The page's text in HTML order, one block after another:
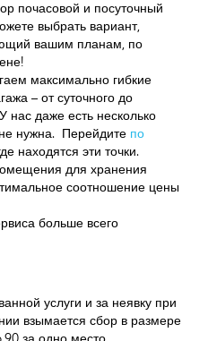
почасовой и посуточный
выбрать вариант,
вашим планам, по
максимально гибкие
– от суточного до
нас даже есть несколько
нужна. Перейдите по
находятся эти точки.
для хранения
соотношение цены
больше всего
услуги и за неявку при
взымается сбор в размере
за одно место.